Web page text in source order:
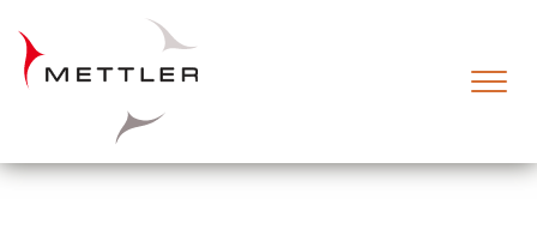
Skip to main content